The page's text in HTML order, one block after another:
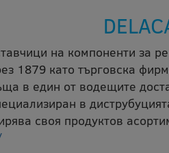
на компоненти за
1879 като търговска
в един от водещите
в
своя продуктов